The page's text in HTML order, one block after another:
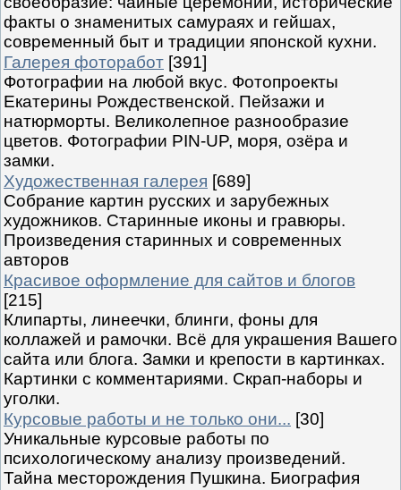
факты о знаменитых самураях и гейшах,
современный быт и традиции японской кухни.
Галерея фоторабот [391]
Фотографии на любой вкус. Фотопроекты
Екатерины Рождественской. Пейзажи и
натюрморты. Великолепное разнообразие
цветов. Фотографии PIN-UP, моря, озёра и
замки.
Художественная галерея [689]
Собрание картин русских и зарубежных
художников. Старинные иконы и гравюры.
Произведения старинных и современных
авторов
Красивое оформление для сайтов и блогов
[215]
Клипарты, линеечки, блинги, фоны для
коллажей и рамочки. Всё для украшения Вашего
сайта или блога. Замки и крепости в картинках.
Картинки с комментариями. Скрап-наборы и
уголки.
Курсовые работы и не только они... [30]
Уникальные курсовые работы по
психологическому анализу произведений.
Тайна месторождения Пушкина. Биография